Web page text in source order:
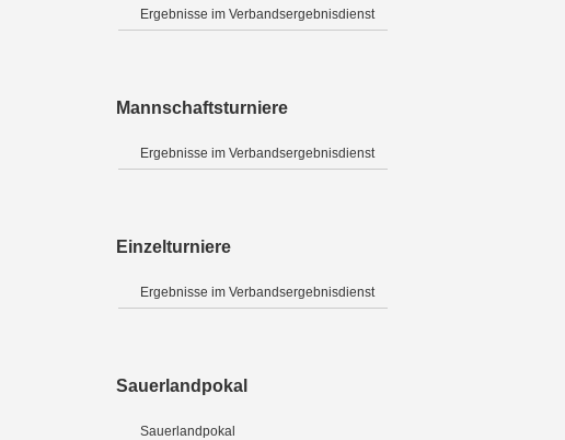
Ergebnisse im Verbandsergebnisdienst
Mannschaftsturniere
Ergebnisse im Verbandsergebnisdienst
Einzelturniere
Ergebnisse im Verbandsergebnisdienst
Sauerlandpokal
Sauerlandpokal